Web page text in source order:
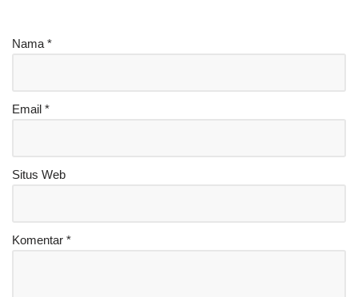
Nama *
Email *
Situs Web
Komentar *